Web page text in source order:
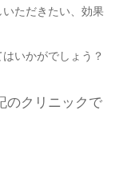
ただきたい、効果
いかがでしょう？
のクリニックで